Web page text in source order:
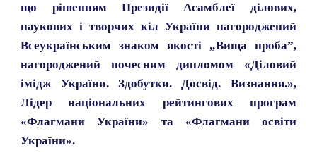
що рішенням Президії Асамблеї ділових,
наукових і творчих кіл України нагороджений
Всеукраїнським знаком якості „Вища проба”,
нагороджений почесним дипломом «Діловий
імідж України. Здобутки. Досвід. Визнання.»,
Лідер національних рейтингових програм
«Флагмани України» та «Флагмани освіти
України».